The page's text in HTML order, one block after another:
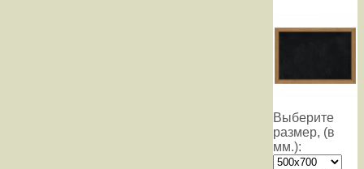
Выберите
размер, (в
мм.):